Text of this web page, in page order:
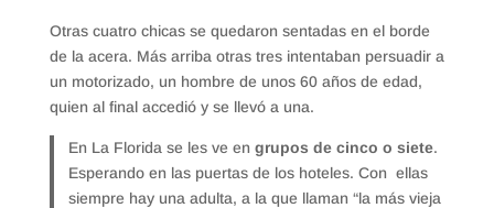
Otras cuatro chicas se quedaron sentadas en el borde
de la acera. Más arriba otras tres intentaban persuadir a
un motorizado, un hombre de unos 60 años de edad,
quien al final accedió y se llevó a una.
En La Florida se les ve engrupos de cinco o siete.
Esperando en las puertas de los hoteles. Con ellas
siempre hay una adulta, a la que llaman “la más vieja